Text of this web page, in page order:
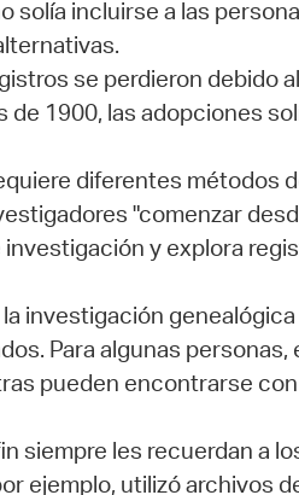
solía incluirse a las
se perdieron
de 1900, las adopciones
diferentes métodos
"comenzar
y explora
investigación
Para algunas
pueden encontrarse
siempre les recuerdan a
ejemplo, utilizó